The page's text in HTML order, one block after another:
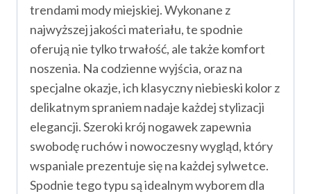
trendami mody miejskiej. Wykonane z
najwyższej jakości materiału, te spodnie
oferują nie tylko trwałość, ale także komfort
noszenia. Na codzienne wyjścia, oraz na
specjalne okazje, ich klasyczny niebieski kolor z
delikatnym spraniem nadaje każdej stylizacji
elegancji. Szeroki krój nogawek zapewnia
swobodę ruchów i nowoczesny wygląd, który
wspaniale prezentuje się na każdej sylwetce.
Spodnie tego typu są idealnym wyborem dla